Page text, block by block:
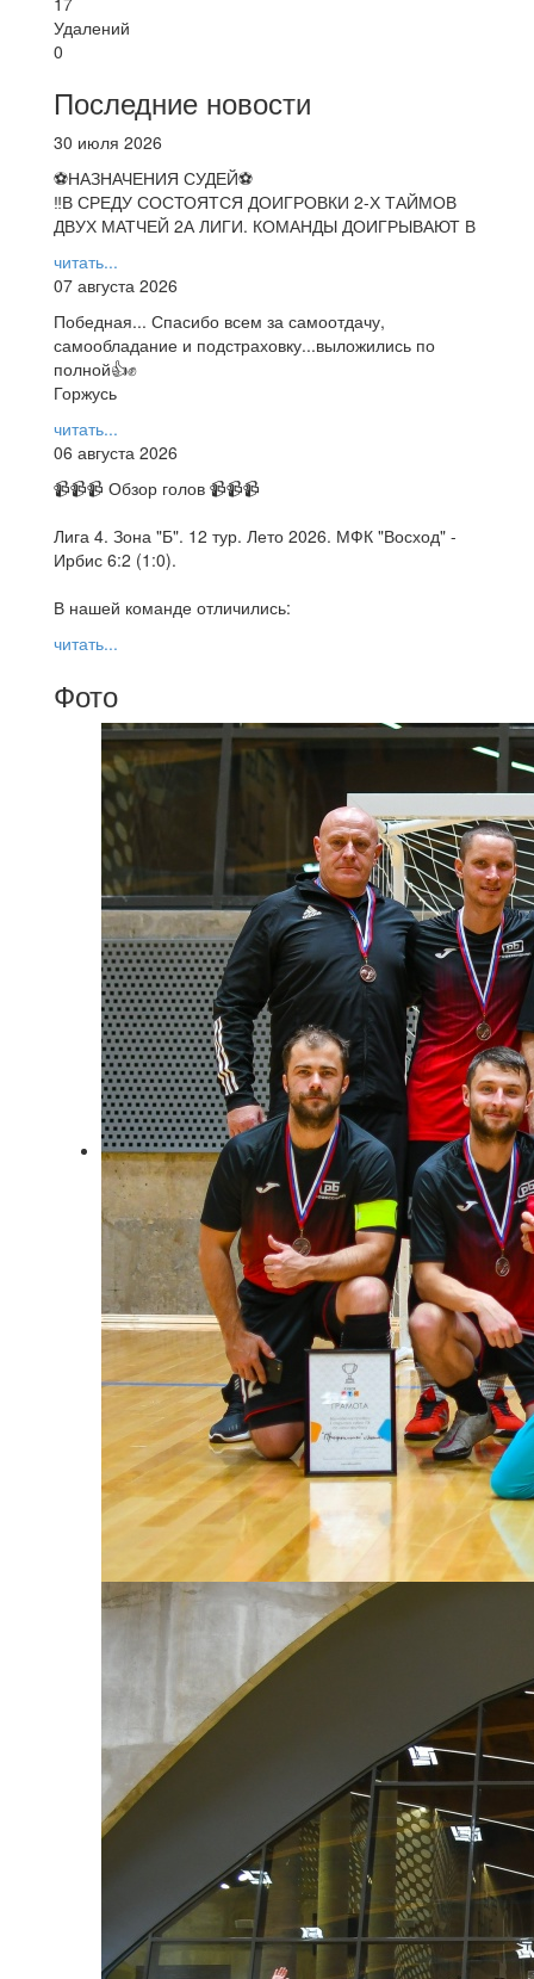
Удалений
0
Последние новости
30 июля 2026
⚽НАЗНАЧЕНИЯ СУДЕЙ⚽
‼В СРЕДУ СОСТОЯТСЯ ДОИГРОВКИ 2-Х ТАЙМОВ
ДВУХ МАТЧЕЙ 2А ЛИГИ. КОМАНДЫ ДОИГРЫВАЮТ В
читать...
07 августа 2026
Победная... Спасибо всем за самоотдачу,
самообладание и подстраховку...выложились по
полной👍✊
Горжусь
читать...
06 августа 2026
📹📹📹 Обзор голов 📹📹📹
Лига 4. Зона "Б". 12 тур. Лето 2026. МФК "Восход" -
Ирбис 6:2 (1:0).
В нашей команде отличились:
читать...
Фото